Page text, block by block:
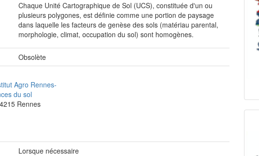
Chaque Unité Cartographique de Sol (UCS), constituée d'un ou
plusieurs polygones, est définie comme une portion de paysage
dans laquelle les facteurs de genèse des sols (matériau parental,
morphologie, climat, occupation du sol) sont homogènes.
Obsolète
Agro Rennes-
du sol
Rennes
Lorsque nécessaire